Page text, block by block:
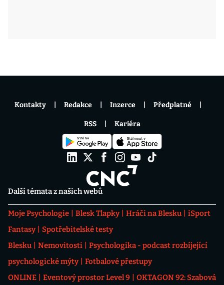
Další témata z našich webů
Moje Psychologie Blesk Tlapky Hráči na Blesku
iSport
Fantasy
Spotřebitelské testy
Blesku
Nemovitosti
Psychologika - podcast rozbíjející
psychologické mýty
Fotbalové přestupy
ONLINE
Eventový prostor Level 9
OKTAGON 92: Szabová
Kontakty Redakce Inzerce Předplatné
RSS Kariéra